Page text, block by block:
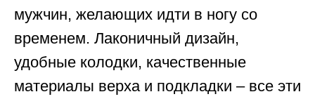
мужчин, желающих идти в ногу со
временем. Лаконичный дизайн,
удобные колодки, качественные
материалы верха и подкладки – все эти